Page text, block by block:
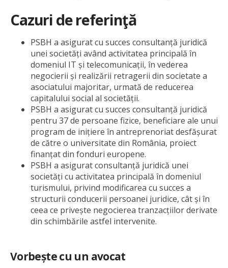
Cazuri de referinţă
PSBH a asigurat cu succes consultanță juridică
unei societăți având activitatea principală în
domeniul IT și telecomunicații, în vederea
negocierii și realizării retragerii din societate a
asociatului majoritar, urmată de reducerea
capitalului social al societății.
PSBH a asigurat cu succes consultanță juridică
pentru 37 de persoane fizice, beneficiare ale unui
program de inițiere în antreprenoriat desfășurat
de către o universitate din România, proiect
finanțat din fonduri europene.
PSBH a asigurat consultanță juridică unei
societăți cu activitatea principală în domeniul
turismului, privind modificarea cu succes a
structurii conducerii persoanei juridice, cât și în
ceea ce privește negocierea tranzacțiilor derivate
din schimbările astfel intervenite.
Vorbește cu un avocat